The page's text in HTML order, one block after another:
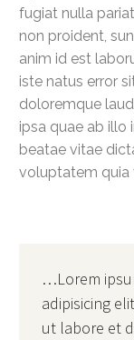
fugiat nulla
non proident,
anim id est
iste natus error
doloremque
ipsa quae ab illo
beatae vitae
voluptatem quia
…Lorem
adipisicing
ut labore et